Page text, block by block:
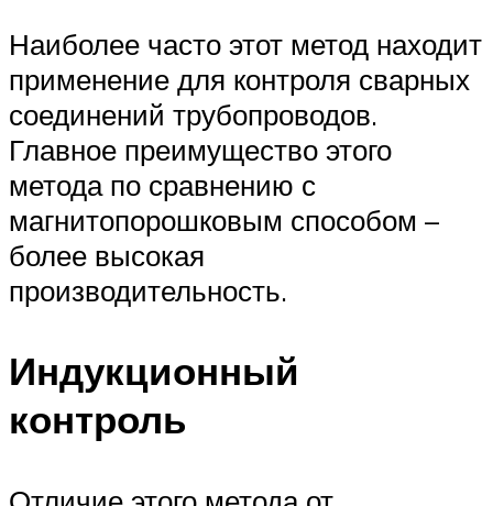
Наиболее часто этот метод находит
применение для контроля сварных
соединений трубопроводов.
Главное преимущество этого
метода по сравнению с
магнитопорошковым способом –
более высокая
производительность.
Индукционный
контроль